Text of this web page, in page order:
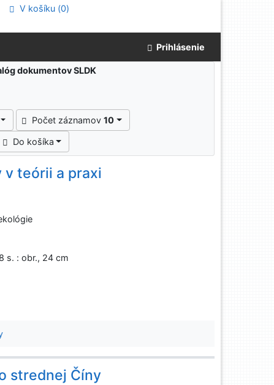
V košíku (0)
Prihlásenie
dokumentov SLDK
Počet záznamov10
Do košíka
v teórii a praxi
s. : obr., 24 cm
strednej Číny